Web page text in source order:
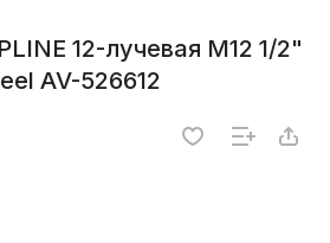
12-лучевая M12 1/2"
AV-526612